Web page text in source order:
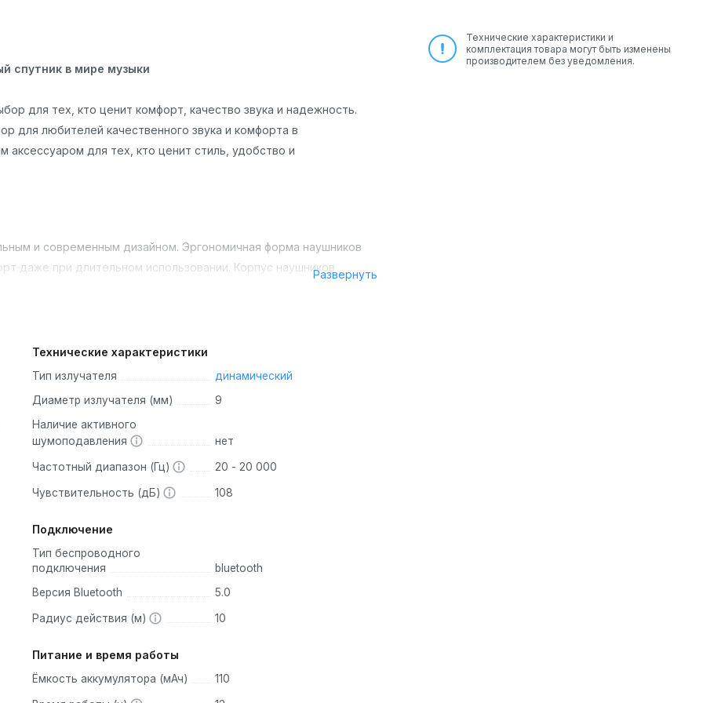
спутник в мире музыки
для тех, кто ценит комфорт, качество звука и надежность.
для любителей качественного звука и комфорта в
аксессуаром для тех, кто ценит стиль, удобство и
и современным дизайном. Эргономичная форма наушников
даже при длительном использовании. Корпус наушников
на 12 часов прослушивания. Зарядка занимает всего 120
расстоянии до 10 метров.
чистый и насыщенный звук.
и женщинам, и гармонично сочетаются с любой одеждой.
выделить такие модели, как:
и функциональность, но по более доступной цене.
работы и качественным звуком.
и стильные наушники, которые сделают вашу музыкальную
HE05 Pro!
Развернуть
Технические характеристики
Тип излучателя
динамический
Диаметр излучателя (мм)
9
Наличие активного
шумоподавления
нет
Частотный диапазон (Гц) 20 - 20 000
Чувствительность (дБ) 108
Подключение
Тип беспроводного
подключения
bluetooth
Версия Bluetooth
5.0
Радиус действия (м) 10
Питание и время работы
Ёмкость аккумулятора (мАч) 110
Технические характеристики и
комплектация товара могут быть изменены
производителем без уведомления.